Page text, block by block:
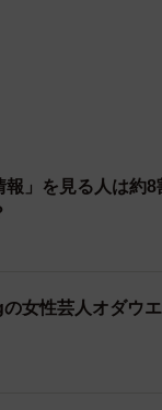
報」を見る人は
の女性芸人オダ